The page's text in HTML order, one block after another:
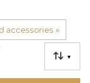
accessories ‪»
▼